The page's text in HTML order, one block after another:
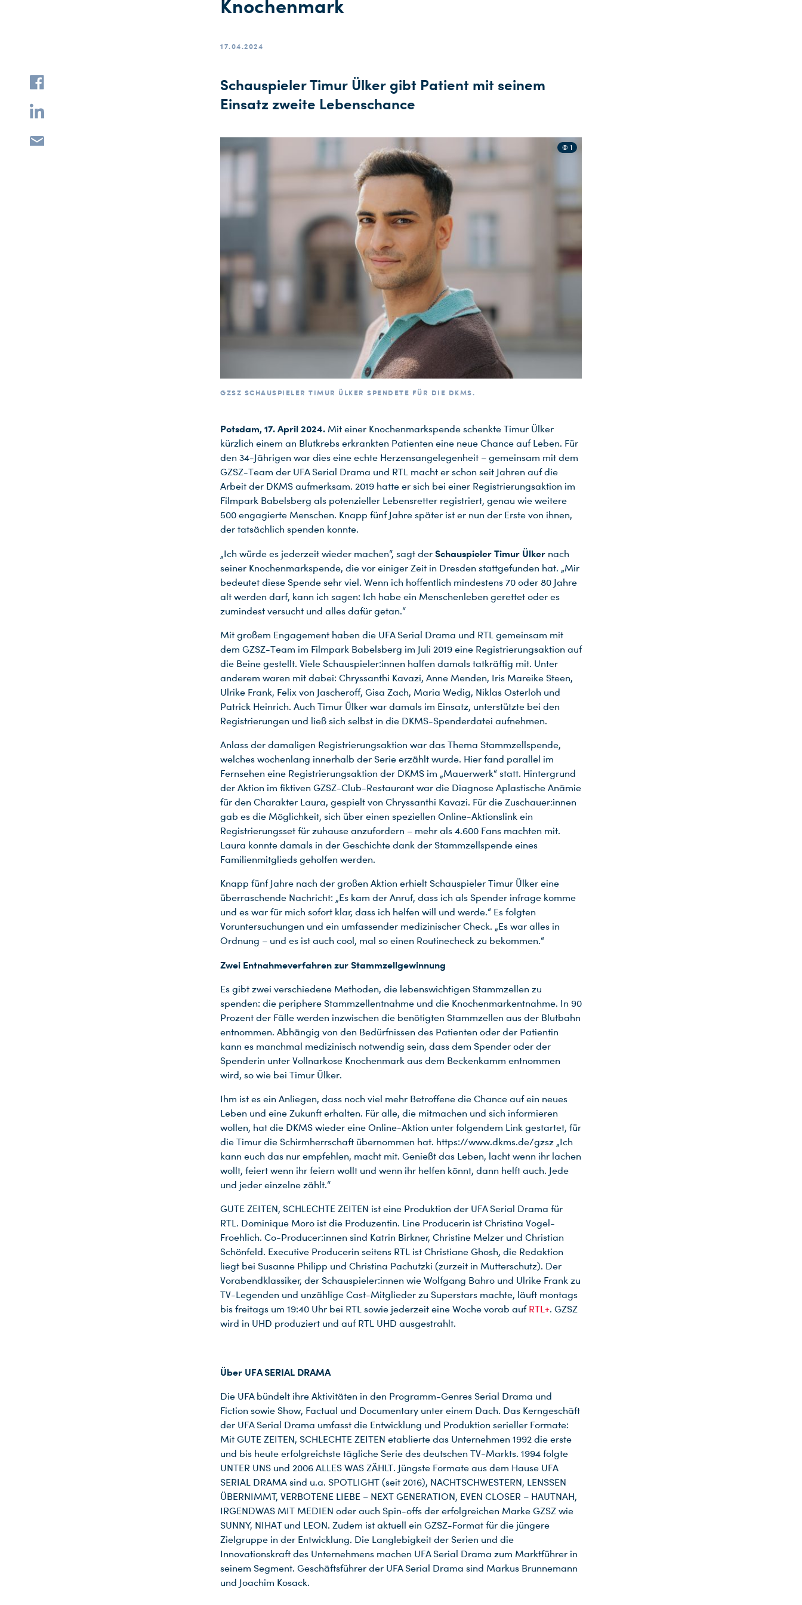
Knochenmark
17.04.2024
Schauspieler Timur Ülker gibt Patient mit seinem
Einsatz zweite Lebenschance
© 1
GZSZ SCHAUSPIELER TIMUR ÜLKER SPENDETE FÜR DIE DKMS.
Potsdam, 17. April 2024. Mit einer Knochenmarkspende schenkte Timur Ülker
kürzlich einem an Blutkrebs erkrankten Patienten eine neue Chance auf Leben. Für
den 34-Jährigen war dies eine echte Herzensangelegenheit – gemeinsam mit dem
GZSZ-Team der UFA Serial Drama und RTL macht er schon seit Jahren auf die
Arbeit der DKMS aufmerksam. 2019 hatte er sich bei einer Registrierungsaktion im
Filmpark Babelsberg als potenzieller Lebensretter registriert, genau wie weitere
500 engagierte Menschen. Knapp fünf Jahre später ist er nun der Erste von ihnen,
der tatsächlich spenden konnte.
„Ich würde es jederzeit wieder machen“, sagt der Schauspieler Timur Ülker nach
seiner Knochenmarkspende, die vor einiger Zeit in Dresden stattgefunden hat. „Mir
bedeutet diese Spende sehr viel. Wenn ich hoffentlich mindestens 70 oder 80 Jahre
alt werden darf, kann ich sagen: Ich habe ein Menschenleben gerettet oder es
zumindest versucht und alles dafür getan.“
Mit großem Engagement haben die UFA Serial Drama und RTL gemeinsam mit
dem GZSZ-Team im Filmpark Babelsberg im Juli 2019 eine Registrierungsaktion auf
die Beine gestellt. Viele Schauspieler:innen halfen damals tatkräftig mit. Unter
anderem waren mit dabei: Chryssanthi Kavazi, Anne Menden, Iris Mareike Steen,
Ulrike Frank, Felix von Jascheroff, Gisa Zach, Maria Wedig, Niklas Osterloh und
Patrick Heinrich. Auch Timur Ülker war damals im Einsatz, unterstützte bei den
Registrierungen und ließ sich selbst in die DKMS-Spenderdatei aufnehmen.
Anlass der damaligen Registrierungsaktion war das Thema Stammzellspende,
welches wochenlang innerhalb der Serie erzählt wurde. Hier fand parallel im
Fernsehen eine Registrierungsaktion der DKMS im „Mauerwerk“ statt. Hintergrund
der Aktion im fiktiven GZSZ-Club-Restaurant war die Diagnose Aplastische Anämie
für den Charakter Laura, gespielt von Chryssanthi Kavazi. Für die Zuschauer:innen
gab es die Möglichkeit, sich über einen speziellen Online-Aktionslink ein
Registrierungsset für zuhause anzufordern – mehr als 4.600 Fans machten mit.
Laura konnte damals in der Geschichte dank der Stammzellspende eines
Familienmitglieds geholfen werden.
Knapp fünf Jahre nach der großen Aktion erhielt Schauspieler Timur Ülker eine
überraschende Nachricht: „Es kam der Anruf, dass ich als Spender infrage komme
und es war für mich sofort klar, dass ich helfen will und werde.“ Es folgten
Voruntersuchungen und ein umfassender medizinischer Check. „Es war alles in
Ordnung – und es ist auch cool, mal so einen Routinecheck zu bekommen.“
Zwei Entnahmeverfahren zur Stammzellgewinnung
Es gibt zwei verschiedene Methoden, die lebenswichtigen Stammzellen zu
spenden: die periphere Stammzellentnahme und die Knochenmarkentnahme. In 90
Prozent der Fälle werden inzwischen die benötigten Stammzellen aus der Blutbahn
entnommen. Abhängig von den Bedürfnissen des Patienten oder der Patientin
kann es manchmal medizinisch notwendig sein, dass dem Spender oder der
Spenderin unter Vollnarkose Knochenmark aus dem Beckenkamm entnommen
wird, so wie bei Timur Ülker.
Ihm ist es ein Anliegen, dass noch viel mehr Betroffene die Chance auf ein neues
Leben und eine Zukunft erhalten. Für alle, die mitmachen und sich informieren
wollen, hat die DKMS wieder eine Online-Aktion unter folgendem Link gestartet, für
die Timur die Schirmherrschaft übernommen hat. https://www.dkms.de/gzsz „Ich
kann euch das nur empfehlen, macht mit. Genießt das Leben, lacht wenn ihr lachen
wollt, feiert wenn ihr feiern wollt und wenn ihr helfen könnt, dann helft auch. Jede
und jeder einzelne zählt.“
GUTE ZEITEN, SCHLECHTE ZEITEN ist eine Produktion der UFA Serial Drama für
RTL. Dominique Moro ist die Produzentin. Line Producerin ist Christina Vogel-
Froehlich. Co-Producer:innen sind Katrin Birkner, Christine Melzer und Christian
Schönfeld. Executive Producerin seitens RTL ist Christiane Ghosh, die Redaktion
liegt bei Susanne Philipp und Christina Pachutzki (zurzeit in Mutterschutz). Der
Vorabendklassiker, der Schauspieler:innen wie Wolfgang Bahro und Ulrike Frank zu
TV-Legenden und unzählige Cast-Mitglieder zu Superstars machte, läuft montags
bis freitags um 19:40 Uhr bei RTL sowie jederzeit eine Woche vorab auf RTL+. GZSZ
wird in UHD produziert und auf RTL UHD ausgestrahlt.
Über UFA SERIAL DRAMA
Die UFA bündelt ihre Aktivitäten in den Programm-Genres Serial Drama und
Fiction sowie Show, Factual und Documentary unter einem Dach. Das Kerngeschäft
der UFA Serial Drama umfasst die Entwicklung und Produktion serieller Formate:
Mit GUTE ZEITEN, SCHLECHTE ZEITEN etablierte das Unternehmen 1992 die erste
und bis heute erfolgreichste tägliche Serie des deutschen TV-Markts. 1994 folgte
UNTER UNS und 2006 ALLES WAS ZÄHLT. Jüngste Formate aus dem Hause UFA
SERIAL DRAMA sind u.a. SPOTLIGHT (seit 2016), NACHTSCHWESTERN, LENSSEN
ÜBERNIMMT, VERBOTENE LIEBE – NEXT GENERATION, EVEN CLOSER – HAUTNAH,
IRGENDWAS MIT MEDIEN oder auch Spin-offs der erfolgreichen Marke GZSZ wie
SUNNY, NIHAT und LEON. Zudem ist aktuell ein GZSZ-Format für die jüngere
Zielgruppe in der Entwicklung. Die Langlebigkeit der Serien und die
Innovationskraft des Unternehmens machen UFA Serial Drama zum Marktführer in
seinem Segment. Geschäftsführer der UFA Serial Drama sind Markus Brunnemann
und Joachim Kosack.